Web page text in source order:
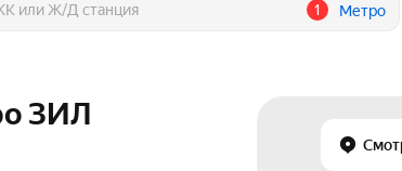
1 Метро
ЗИЛ